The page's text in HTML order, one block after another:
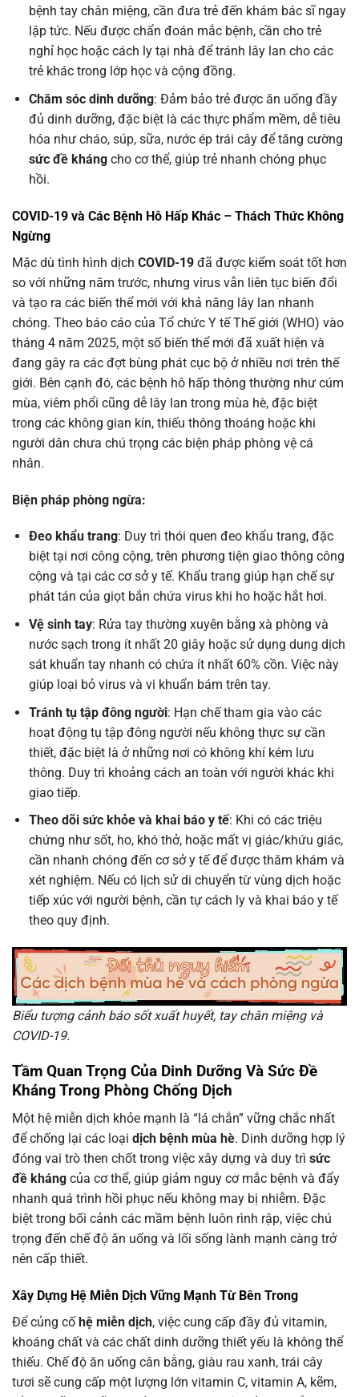
bệnh tay chân miệng, cần đưa trẻ đến khám bác sĩ ngay
lập tức. Nếu được chẩn đoán mắc bệnh, cần cho trẻ
nghỉ học hoặc cách ly tại nhà để tránh lây lan cho các
trẻ khác trong lớp học và cộng đồng.
Chăm sóc dinh dưỡng: Đảm bảo trẻ được ăn uống đầy
đủ dinh dưỡng, đặc biệt là các thực phẩm mềm, dễ tiêu
hóa như cháo, súp, sữa, nước ép trái cây để tăng cường
sức đề khángcho cơ thể, giúp trẻ nhanh chóng phục
hồi.
COVID-19 và Các Bệnh Hô Hấp Khác – Thách Thức Không
Ngừng
Mặc dù tình hình dịch COVID-19 đã được kiểm soát tốt hơn
so với những năm trước, nhưng virus vẫn liên tục biến đổi
và tạo ra các biến thể mới với khả năng lây lan nhanh
chóng. Theo báo cáo của Tổ chức Y tế Thế giới (WHO) vào
tháng 4 năm 2025, một số biến thể mới đã xuất hiện và
đang gây ra các đợt bùng phát cục bộ ở nhiều nơi trên thế
giới. Bên cạnh đó, các bệnh hô hấp thông thường như cúm
mùa, viêm phổi cũng dễ lây lan trong mùa hè, đặc biệt
trong các không gian kín, thiếu thông thoáng hoặc khi
người dân chưa chú trọng các biện pháp phòng vệ cá
nhân.
Biện pháp phòng ngừa:
Đeo khẩu trang: Duy trì thói quen đeo khẩu trang, đặc
biệt tại nơi công cộng, trên phương tiện giao thông công
cộng và tại các cơ sở y tế. Khẩu trang giúp hạn chế sự
phát tán của giọt bắn chứa virus khi ho hoặc hắt hơi.
Vệ sinh tay: Rửa tay thường xuyên bằng xà phòng và
nước sạch trong ít nhất 20 giây hoặc sử dụng dung dịch
sát khuẩn tay nhanh có chứa ít nhất 60% cồn. Việc này
giúp loại bỏ virus và vi khuẩn bám trên tay.
Tránh tụ tập đông người: Hạn chế tham gia vào các
hoạt động tụ tập đông người nếu không thực sự cần
thiết, đặc biệt là ở những nơi có không khí kém lưu
thông. Duy trì khoảng cách an toàn với người khác khi
giao tiếp.
Theo dõi sức khỏe và khai báo y tế: Khi có các triệu
chứng như sốt, ho, khó thở, hoặc mất vị giác/khứu giác,
cần nhanh chóng đến cơ sở y tế để được thăm khám và
xét nghiệm. Nếu có lịch sử di chuyển từ vùng dịch hoặc
tiếp xúc với người bệnh, cần tự cách ly và khai báo y tế
theo quy định.
Biểu tượng cảnh báo sốt xuất huyết, tay chân miệng và
COVID-19.
Tầm Quan Trọng Của Dinh Dưỡng Và Sức Đề
Kháng Trong Phòng Chống Dịch
Một hệ miễn dịch khỏe mạnh là “lá chắn” vững chắc nhất
để chống lại các loại dịch bệnh mùa hè. Dinh dưỡng hợp lý
đóng vai trò then chốt trong việc xây dựng và duy trì sức
đề kháng của cơ thể, giúp giảm nguy cơ mắc bệnh và đẩy
nhanh quá trình hồi phục nếu không may bị nhiễm. Đặc
biệt trong bối cảnh các mầm bệnh luôn rình rập, việc chú
trọng đến chế độ ăn uống và lối sống lành mạnh càng trở
nên cấp thiết.
Xây Dựng Hệ Miễn Dịch Vững Mạnh Từ Bên Trong
Để củng cốhệ miễn dịch, việc cung cấp đầy đủ vitamin,
khoáng chất và các chất dinh dưỡng thiết yếu là không thể
thiếu. Chế độ ăn uống cân bằng, giàu rau xanh, trái cây
tươi sẽ cung cấp một lượng lớn vitamin C, vitamin A, kẽm,